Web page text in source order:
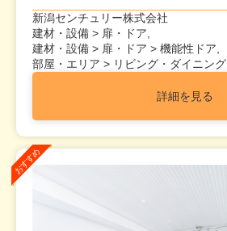
新潟センチュリー株式会社
建材・設備 > 扉・ドア,
建材・設備 > 扉・ドア > 機能性ドア,
部屋・エリア > リビング・ダイニング,
詳細を見る